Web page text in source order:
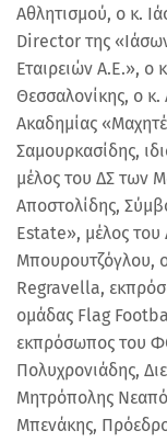
Αθλητισμού, o κ.
Director της
Εταιρειών Α.Ε.», o
Θεσσαλονίκης, ο
Ακαδημίας
Σαμουρκασίδης,
μέλος του ΔΣ των
Αποστολίδης,
Estate», μέλος
Μπουρουτζόγλου,
Regravella,
ομάδας Flag
εκπρόσωπος του
Πολυχρονιάδης,
Μητρόπολης
Μπενάκης,